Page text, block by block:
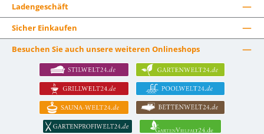
Ladengeschäft
Sicher Einkaufen
Besuchen Sie auch unsere weiteren Onlineshops